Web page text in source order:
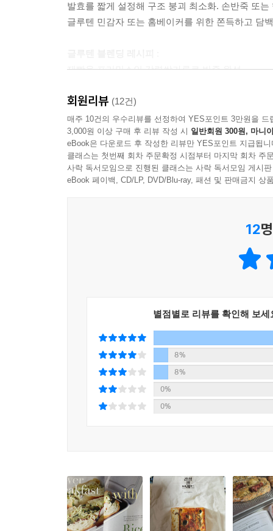
발효를 짧게 설정해 구조 붕괴 최소화. 손반죽 또
글루텐 민감자 또는 홈베이커를 위한 쫀득하고 담
제빵용 프리믹스인 강력쌀가루로 반죽 완성.
쌀의 소화·흡수 특성은 그대로 유지하면서 부드럽
식사빵에 적합, 카페 및 매장용 메뉴로 추천 가능한
같은 쌀가루지만 반죽 구조에 따라 식감과 결과
쌀가루를 즐기는 두 배의 즐거움을 선사하리라 믿
〈쌀가루로 빵을 만드는 키워드 10〉을 차분히
소개된다. 이를 활용한 쌀제빵 브런치 메뉴도 빼놓
회원리뷰 (12건)
매주 10건의 우수리뷰를 선정하여 YES포인트 3만원을 드
3,000원 이상 구매 후 리뷰 작성 시 일반회원 300원, 마니
eBook은 다운로드 후 작성한 리뷰만 YES포인트 지급됩니
클래스는 첫번째 회차 주문확정 시점부터 마지막 회차 주
사락 독서모임으로 진행된 클래스는 사락 독서모임 게시
eBook 페이백, CD/LP, DVD/Blu-ray, 패션 및 판매금지 상
12
별점별로 리뷰를 확인해 보세
8%
8%
0%
0%